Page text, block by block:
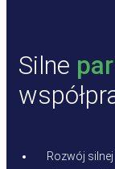
Silne
Rozwój